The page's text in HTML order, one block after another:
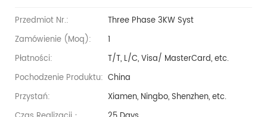
Przedmiot Nr.:
Three Phase 3KW Syst
Zamówienie (moq):
1
Płatności:
T/T, L/C, Visa/ MasterCard, etc.
Pochodzenie Produktu: China
Przystań:
Xiamen, Ningbo, Shenzhen, etc.